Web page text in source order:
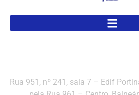
Rua 951, nº 241, sala 7 – Edif